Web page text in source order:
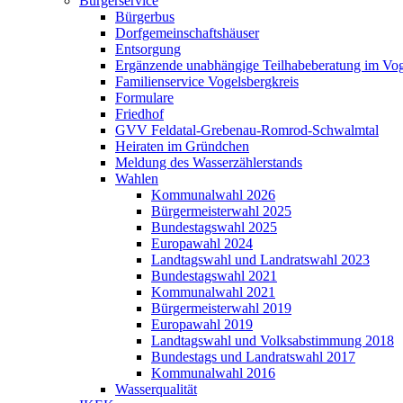
Bürgerbus
Dorfgemeinschaftshäuser
Entsorgung
Ergänzende unabhängige Teilhabeberatung im
Familienservice Vogelsbergkreis
Formulare
Friedhof
GVV Feldatal-Grebenau-Romrod-Schwalmtal
Heiraten im Gründchen
Meldung des Wasserzählerstands
Wahlen
Kommunalwahl 2026
Bürgermeisterwahl 2025
Bundestagswahl 2025
Europawahl 2024
Landtagswahl und Landratswahl 2023
Bundestagswahl 2021
Kommunalwahl 2021
Bürgermeisterwahl 2019
Europawahl 2019
Landtagswahl und Volksabstimmung 2018
Bundestags und Landratswahl 2017
Kommunalwahl 2016
Wasserqualität